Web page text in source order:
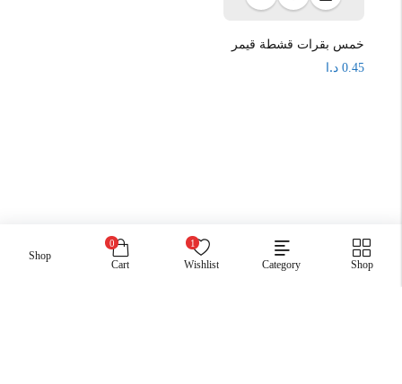
خمس بقرات قشطة قيمر
0.45 د.ا
Shop
Category
1
Wishlist
0
Cart
Shop